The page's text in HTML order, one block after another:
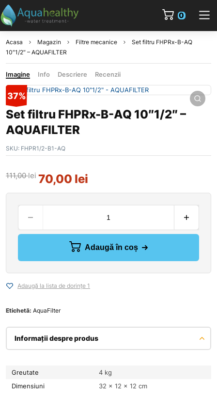
0
Acasa Magazin Filtre mecanice
Set filtru FHPRx-B-AQ
10″1/2″ – AQUAFILTER
Imagine Info Descriere Recenzii
37%
Set filtru FHPRx-B-AQ 10″1/2″ –
AQUAFILTER
SKU: FHPR1/2-B1-AQ
111,00lei 70,00 lei
Adaugă în coș
Adaugă la lista de dorințe 1
Etichetă: AquaFilter
Informații despre produs
Greutate
4 kg
Dimensiuni
32 × 12 × 12 cm